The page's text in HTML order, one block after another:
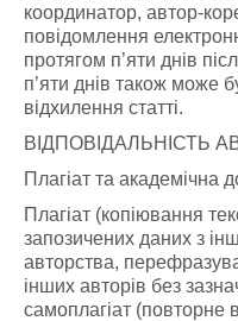
координатор, автор-
повідомлення
протягом п’яти днів
п’яти днів також може
відхилення статті.
ВІДПОВІДАЛЬНІСТЬ
Плагіат та академічна
Плагіат (копіювання
запозичених даних з
авторства,
інших авторів без
самоплагіат (повторне